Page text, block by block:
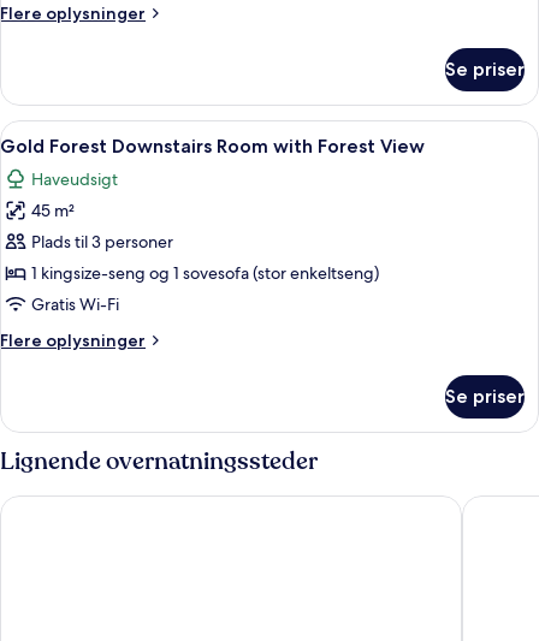
Forest
Flere oplysninger
Flere
Antique
Extra-
Bedroom
Downstairs
Forest
View
Se priser
Indlæs
alle
billeder
af
Gold
Forest
Downstairs
with
Et rummeligt soveværelse med en
2
Gold Forest Downstairs Room with Forest View
Haveudsigt
45 m²
Plads til 3 personer
1 kingsize-seng og 1 sovesofa (stor enkeltseng)
Gratis Wi-Fi
Flere oplysninger
Flere
Forest
Downstairs
Room
with
Forest
Se priser
Lignende overnatningssteder
Jomtien Palm Beach Hotel And Resort The